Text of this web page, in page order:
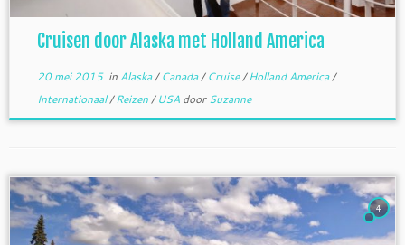
Cruisen door Alaska met Holland America
20 mei 2015in Alaska/Canada/Cruise/Holland America/
Internationaal/Reizen/USA doorSuzanne
4